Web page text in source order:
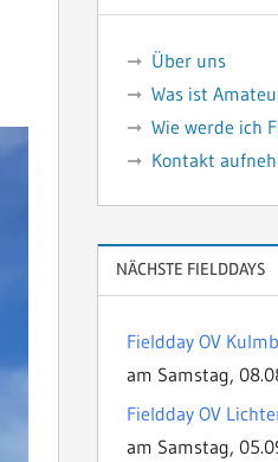
Über uns
Was ist
Wie werde ich
Kontakt
NÄCHSTE FIELDDAYS
Fieldday OV
am Samstag,
Fieldday OV
am Samstag,